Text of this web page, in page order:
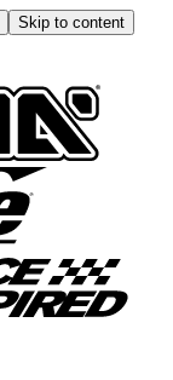
Skip to content